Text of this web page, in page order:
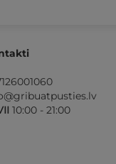
10:00 - 21:00